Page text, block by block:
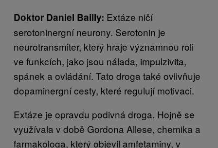
Doktor Daniel Bailly: Extáze ničí
serotoninergní neurony. Serotonin je
neurotransmiter, který hraje významnou roli
ve funkcích, jako jsou nálada, impulzivita,
spánek a ovládání. Tato droga také ovlivňuje
dopaminergní cesty, které regulují motivaci.
Extáze je opravdu podivná droga. Hojně se
využívala v době Gordona Allese, chemika a
farmakologa, který objevil amfetaminy, v